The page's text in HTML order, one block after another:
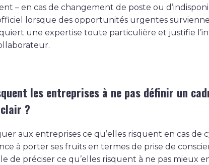
– en cas de changement de poste ou
lorsque des opportunités urgentes
une expertise toute particulière et justifie
les entreprises à ne pas définir un
?
aux entreprises ce qu’elles risquent en cas de
à porter ses fruits en termes de prise de
de préciser ce qu’elles risquent à ne pas mieux